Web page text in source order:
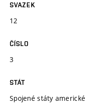
SVAZEK
12
ČÍSLO
3
STÁT
Spojené státy americké